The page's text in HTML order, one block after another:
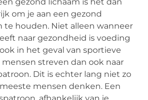
gezond lichaam is het dan
om je aan een gezond
te houden. Niet alleen wanneer
naar gezondheid is voeding
in het geval van sportieve
streven dan ook naar
Dit is echter lang niet zo
mensen denken. Een